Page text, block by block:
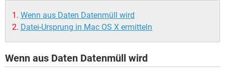
Wenn aus Daten Datenmüll wird
Datei-Ursprung in Mac OS X ermitteln
Wenn aus Daten Datenmüll wird